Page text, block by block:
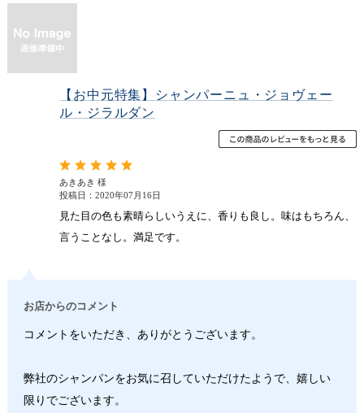
【お中元特集】シャンパーニュ・ジョヴェー
ル・ジラルダン
あきあき 様
投稿日：2020年07月16日
見た目の色も素晴らしいうえに、香りも良し。味はもちろん、
言うことなし。満足です。
お店からのコメント
コメントをいただき、ありがとうございます。
弊社のシャンパンをお気に召していただけたようで、嬉しい
限りでございます。